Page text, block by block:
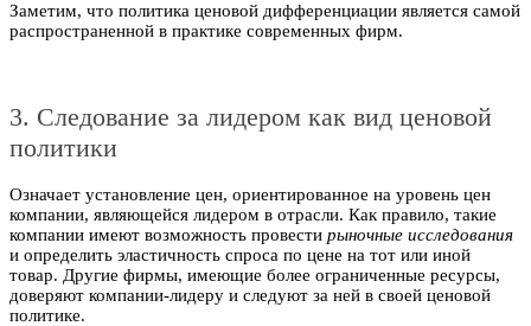
Заметим, что политика ценовой дифференциации является самой
распространенной в практике современных фирм.
3. Следование за лидером как вид ценовой
политики
Означает установление цен, ориентированное на уровень цен
компании, являющейся лидером в отрасли. Как правило, такие
компании имеют возможность провести рыночные исследования
и определить эластичность спроса по цене на тот или иной
товар. Другие фирмы, имеющие более ограниченные ресурсы,
доверяют компании-лидеру и следуют за ней в своей ценовой
политике.